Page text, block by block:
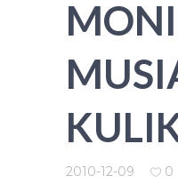
2010-12-09 0